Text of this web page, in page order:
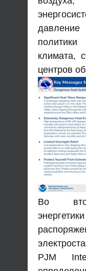
климата,
центров
Во
PJM